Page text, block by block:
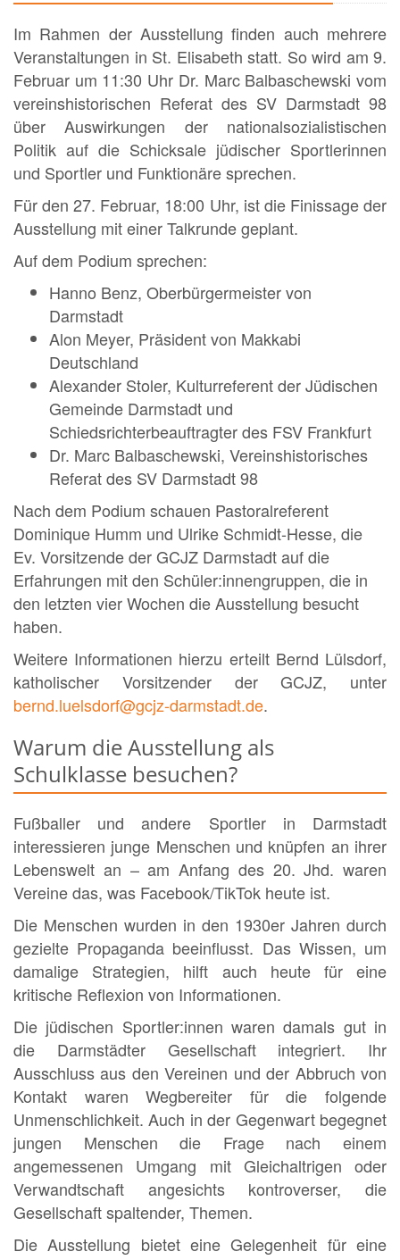
Im Rahmen der Ausstellung finden auch mehrere
Veranstaltungen in St. Elisabeth statt. So wird am 9.
Februar um 11:30 Uhr Dr. Marc Balbaschewski vom
vereinshistorischen Referat des SV Darmstadt 98
über Auswirkungen der nationalsozialistischen
Politik auf die Schicksale jüdischer Sportlerinnen
und Sportler und Funktionäre sprechen.
Für den 27. Februar, 18:00 Uhr, ist die Finissage der
Ausstellung mit einer Talkrunde geplant.
Auf dem Podium sprechen:
Hanno Benz, Oberbürgermeister von
Darmstadt
Alon Meyer, Präsident von Makkabi
Deutschland
Alexander Stoler, Kulturreferent der Jüdischen
Gemeinde Darmstadt und
Schiedsrichterbeauftragter des FSV Frankfurt
Dr. Marc Balbaschewski, Vereinshistorisches
Referat des SV Darmstadt 98
Nach dem Podium schauen Pastoralreferent
Dominique Humm und Ulrike Schmidt-Hesse, die
Ev. Vorsitzende der GCJZ Darmstadt auf die
Erfahrungen mit den Schüler:innengruppen, die in
den letzten vier Wochen die Ausstellung besucht
haben.
Weitere Informationen hierzu erteilt Bernd Lülsdorf,
katholischer Vorsitzender der GCJZ, unter
bernd.luelsdorf@gcjz-darmstadt.de.
Warum die Ausstellung als
Schulklasse besuchen?
Fußballer und andere Sportler in Darmstadt
interessieren junge Menschen und knüpfen an ihrer
Lebenswelt an – am Anfang des 20. Jhd. waren
Vereine das, was Facebook/TikTok heute ist.
Die Menschen wurden in den 1930er Jahren durch
gezielte Propaganda beeinflusst. Das Wissen, um
damalige Strategien, hilft auch heute für eine
kritische Reflexion von Informationen.
Die jüdischen Sportler:innen waren damals gut in
die Darmstädter Gesellschaft integriert. Ihr
Ausschluss aus den Vereinen und der Abbruch von
Kontakt waren Wegbereiter für die folgende
Unmenschlichkeit. Auch in der Gegenwart begegnet
jungen Menschen die Frage nach einem
angemessenen Umgang mit Gleichaltrigen oder
Verwandtschaft angesichts kontroverser, die
Gesellschaft spaltender, Themen.
Die Ausstellung bietet eine Gelegenheit für eine